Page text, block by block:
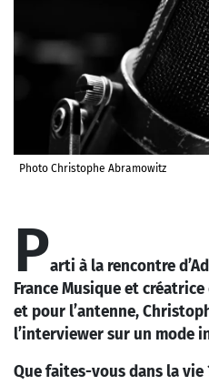
Photo Christophe Abramowitz
Parti à la rencontre
France Musique et
et pour l’antenne,
l’interviewer sur un mode
Que faites-vous dans la vie